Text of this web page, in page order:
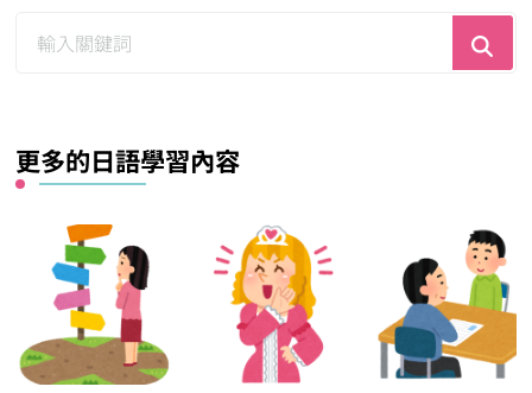
更多的日語學習內容